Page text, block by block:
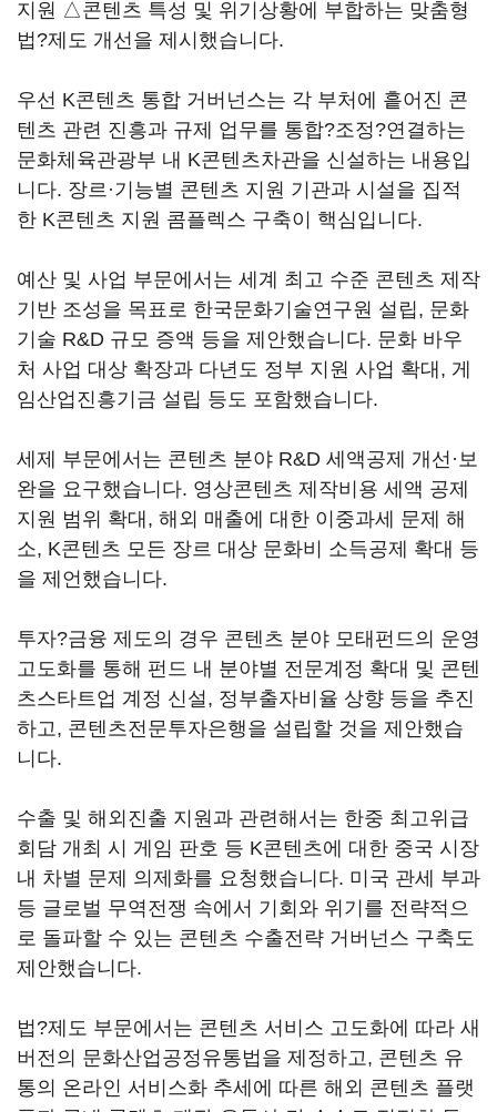
지원 △콘텐츠 특성 및 위기상황에 부합하는 맞춤형
법?제도 개선을 제시했습니다.
우선 K콘텐츠 통합 거버넌스는 각 부처에 흩어진 콘
텐츠 관련 진흥과 규제 업무를 통합?조정?연결하는
문화체육관광부 내 K콘텐츠차관을 신설하는 내용입
니다. 장르·기능별 콘텐츠 지원 기관과 시설을 집적
한 K콘텐츠 지원 콤플렉스 구축이 핵심입니다.
예산 및 사업 부문에서는 세계 최고 수준 콘텐츠 제작
기반 조성을 목표로 한국문화기술연구원 설립, 문화
기술 R&D 규모 증액 등을 제안했습니다. 문화 바우
처 사업 대상 확장과 다년도 정부 지원 사업 확대, 게
임산업진흥기금 설립 등도 포함했습니다.
세제 부문에서는 콘텐츠 분야 R&D 세액공제 개선·보
완을 요구했습니다. 영상콘텐츠 제작비용 세액 공제
지원 범위 확대, 해외 매출에 대한 이중과세 문제 해
소, K콘텐츠 모든 장르 대상 문화비 소득공제 확대 등
을 제언했습니다.
투자?금융 제도의 경우 콘텐츠 분야 모태펀드의 운영
고도화를 통해 펀드 내 분야별 전문계정 확대 및 콘텐
츠스타트업 계정 신설, 정부출자비율 상향 등을 추진
하고, 콘텐츠전문투자은행을 설립할 것을 제안했습
니다.
수출 및 해외진출 지원과 관련해서는 한중 최고위급
회담 개최 시 게임 판호 등 K콘텐츠에 대한 중국 시장
내 차별 문제 의제화를 요청했습니다. 미국 관세 부과
등 글로벌 무역전쟁 속에서 기회와 위기를 전략적으
로 돌파할 수 있는 콘텐츠 수출전략 거버넌스 구축도
제안했습니다.
법?제도 부문에서는 콘텐츠 서비스 고도화에 따라 새
버전의 문화산업공정유통법을 제정하고, 콘텐츠 유
통의 온라인 서비스화 추세에 따른 해외 콘텐츠 플랫